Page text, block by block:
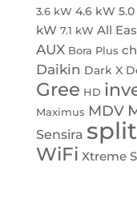
3.6 kW 4.6 kW
kW 7.1 kW All
AUX Bora Plus ch
Daikin Dark X
Gree HD
Maximus MDV
Sensira
WiFi Xtreme